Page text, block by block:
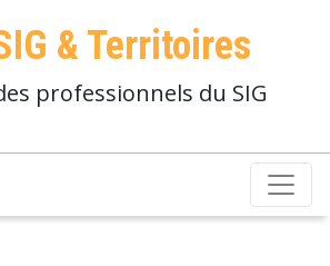
& Territoires
professionnels du SIG